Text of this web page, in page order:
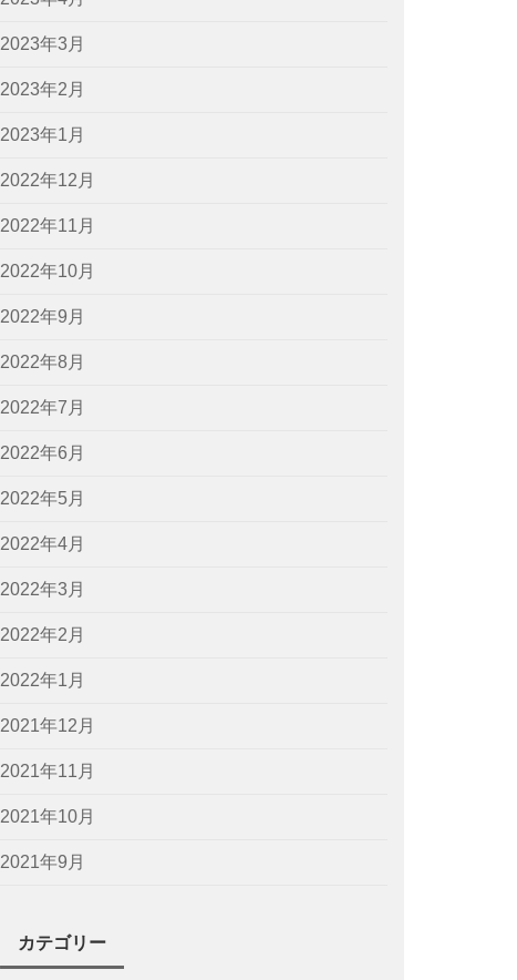
2023年3月
2023年2月
2023年1月
2022年12月
2022年11月
2022年10月
2022年9月
2022年8月
2022年7月
2022年6月
2022年5月
2022年4月
2022年3月
2022年2月
2022年1月
2021年12月
2021年11月
2021年10月
2021年9月
カテゴリー